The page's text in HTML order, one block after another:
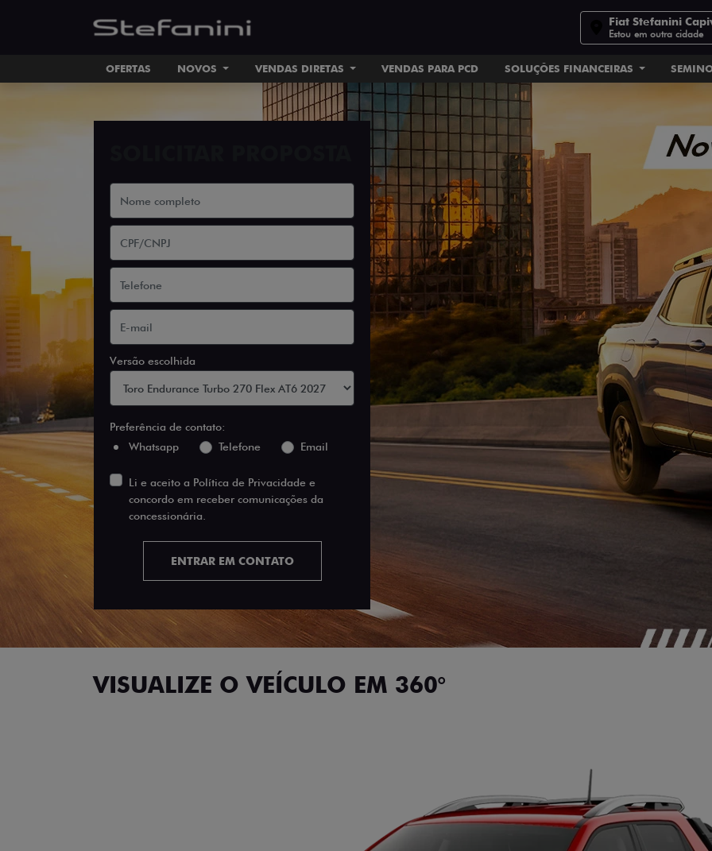
Fiat Stefanini
Estou em outra cidade
OFERTAS NOVOS VENDAS DIRETAS VENDAS PARA PCD SOLUÇÕES FINANCEIRAS
Versão escolhida
Preferência de contato:
Whatsapp
Telefone Email
Li e aceito a Política de Privacidade e
concordo em receber comunicações da
concessionária.
ENTRAR EM CONTATO
VISUALIZE O VEÍCULO EM 360°